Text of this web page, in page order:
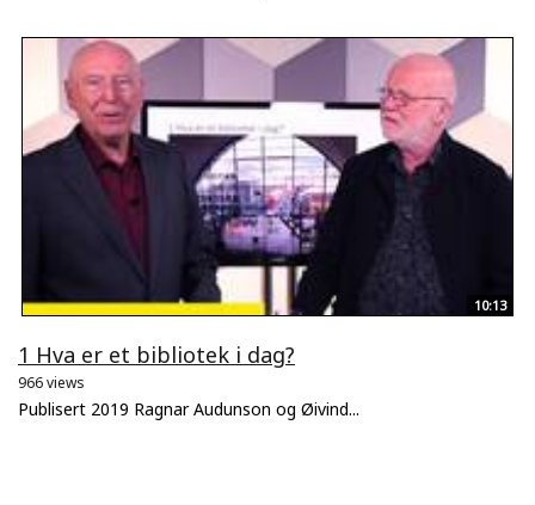
10:13
1 Hva er et bibliotek i dag?
966 views
Publisert 2019 Ragnar Audunson og Øivind...